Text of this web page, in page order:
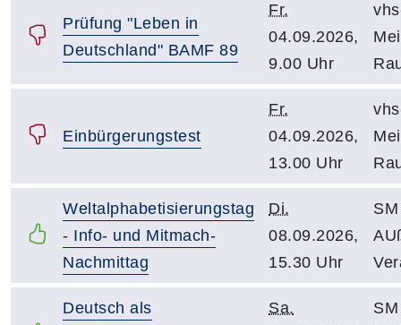
Prüfung "Leben in
Deutschland" BAMF 89
Fr.
04.09.2026,
9.00 Uhr
Einbürgerungstest
Fr.
04.09.2026,
13.00 Uhr
Weltalphabetisierungstag
- Info- und Mitmach-
Nachmittag
Di.
08.09.2026,
15.30 Uhr
Deutsch als
Sa.